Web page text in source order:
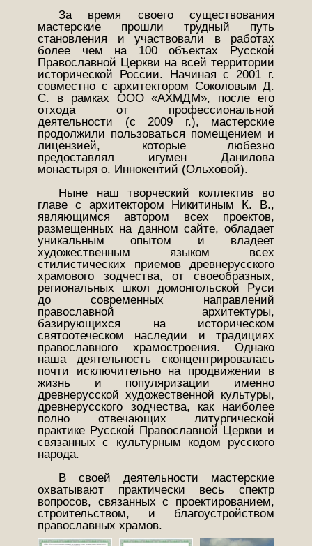
За время своего существования
мастерские прошли трудный путь
становления и участвовали в работах
более чем на 100 объектах Русской
Православной Церкви на всей территории
исторической России. Начиная с 2001 г.
совместно с архитектором Соколовым Д.
С. в рамках ООО «АХМДМ», после его
отхода от профессиональной
деятельности (с 2009 г.), мастерские
продолжили пользоваться помещением и
лицензией, которые любезно
предоставлял игумен Данилова
монастыря о. Иннокентий (Ольховой).
Ныне наш творческий коллектив во
главе с архитектором Никитиным К. В.,
являющимся автором всех проектов,
размещенных на данном сайте, обладает
уникальным опытом и владеет
художественным языком всех
стилистических приемов древнерусского
храмового зодчества, от своеобразных,
региональных школ домонгольской Руси
до современных направлений
православной архитектуры,
базирующихся на историческом
святоотеческом наследии и традициях
православного храмостроения. Однако
наша деятельность сконцентрировалась
почти исключительно на продвижении в
жизнь и популяризации именно
древнерусской художественной культуры,
древнерусского зодчества, как наиболее
полно отвечающих литургической
практике Русской Православной Церкви и
связанных с культурным кодом русского
народа.
В своей деятельности мастерские
охватывают практически весь спектр
вопросов, связанных с проектированием,
строительством, и благоустройством
православных храмов.